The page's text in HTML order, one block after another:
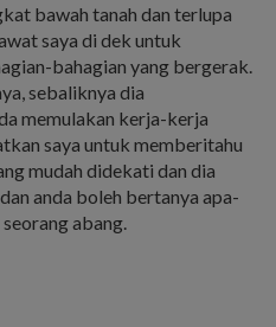
bawah tanah dan terlupa
saya di dek untuk
bahagian yang bergerak.
sebaliknya dia
memulakan kerja-kerja
saya untuk memberitahu
mudah didekati dan dia
anda boleh bertanya apa-
abang.